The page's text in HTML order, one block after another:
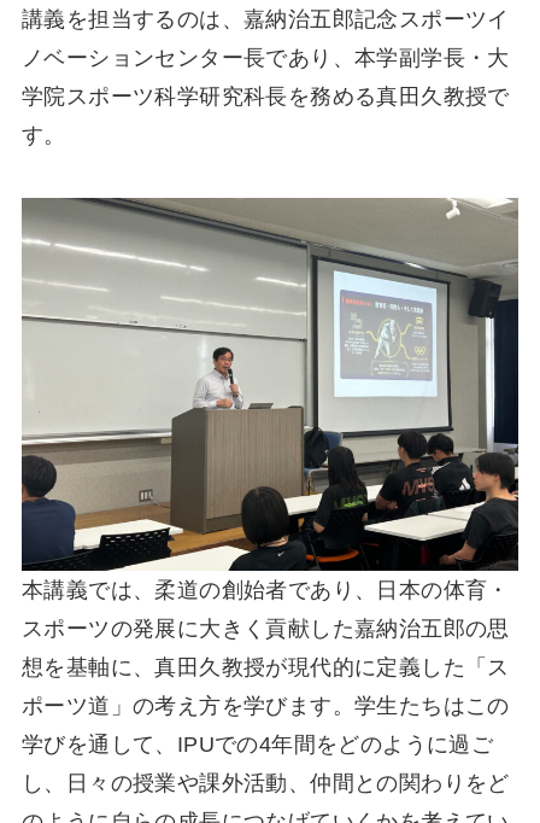
講義を担当するのは、嘉納治五郎記念スポーツイ
ノベーションセンター長であり、本学副学長・大
学院スポーツ科学研究科長を務める真田久教授で
す。
本講義では、柔道の創始者であり、日本の体育・
スポーツの発展に大きく貢献した嘉納治五郎の思
想を基軸に、真田久教授が現代的に定義した「ス
ポーツ道」の考え方を学びます。学生たちはこの
学びを通して、IPUでの4年間をどのように過ご
し、日々の授業や課外活動、仲間との関わりをど